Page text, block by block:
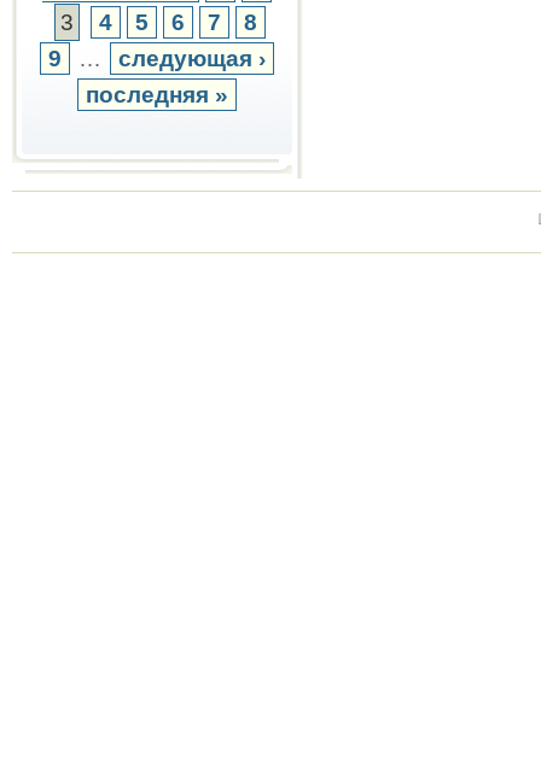
3
4 5 6 7
8
9
…
следующая ›
последняя »